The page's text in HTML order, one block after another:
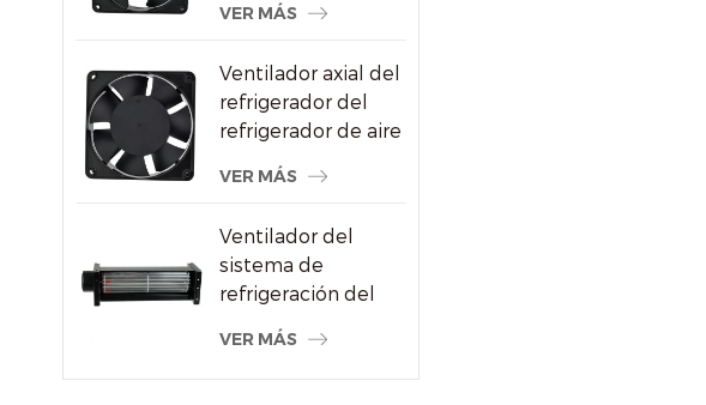
para proveedor de
VER MÁS
Ventilador axial del
refrigerador del
refrigerador de aire
rendimiento
VER MÁS
Ventilador del
sistema de
refrigeración del
cruzado del motor
eléctrico
VER MÁS